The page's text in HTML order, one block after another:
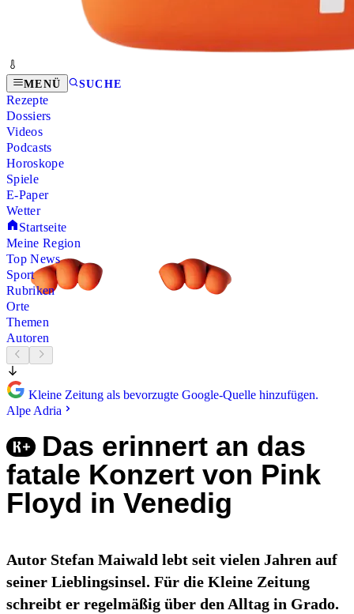
MENÜ SUCHE
Rezepte
Dossiers
Videos
Podcasts
Horoskope
Spiele
E-Paper
Wetter
Startseite
Meine Region
Top News
Sport
Rubriken
Orte
Themen
Autoren
Kleine Zeitung als bevorzugte Google-Quelle hinzufügen.
Alpe Adria
Das erinnert an das
fatale Konzert von Pink
Floyd in Venedig
Autor Stefan Maiwald lebt seit vielen Jahren auf
seiner Lieblingsinsel. Für die Kleine Zeitung
schreibt er regelmäßig über den Alltag in Grado.